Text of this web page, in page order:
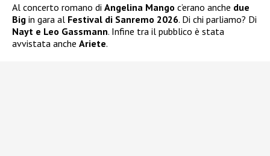
Al concerto romano di Angelina Mango c’erano anche due
Big in gara al Festival di Sanremo 2026. Di chi parliamo? Di
Nayt e Leo Gassmann. Infine tra il pubblico è stata
avvistata anche Ariete.